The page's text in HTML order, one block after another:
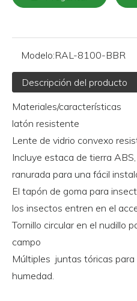
Modelo:RAL-8100-BBR
Descripción del producto
Materiales/características
latón resistente
Lente de vidrio convexo
Incluye estaca de tierra
ranurada para una fácil
El tapón de goma para
los insectos entren en el
Tornillo circular en el nudillo
campo
Múltiples juntas tóricas
humedad.